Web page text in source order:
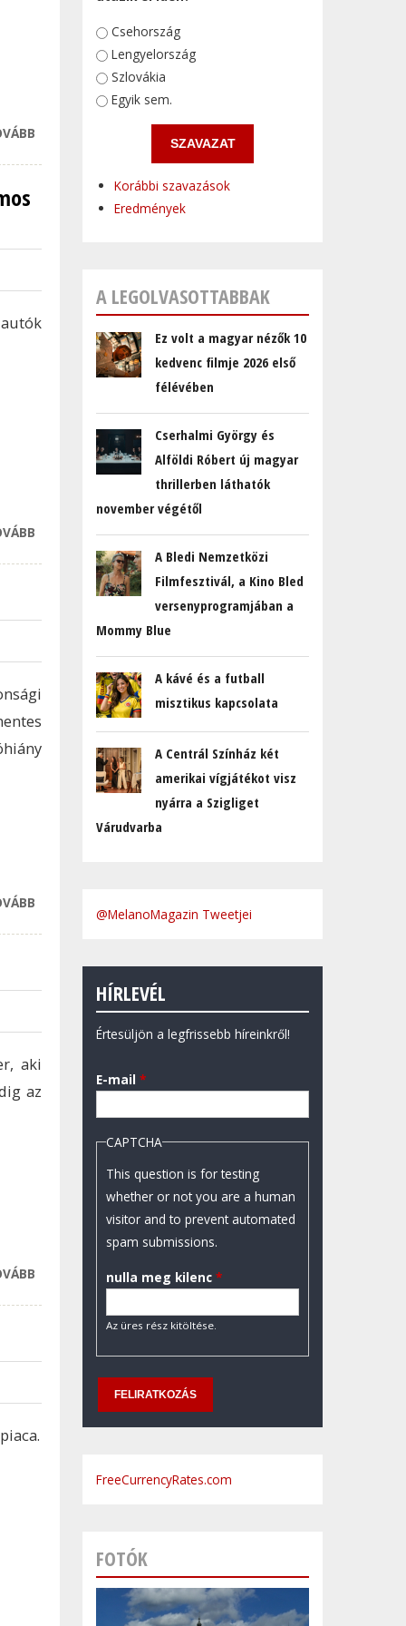
SPORTLIMUZINJA
TARTALOMMAL
KUTATÁS: AZ
IRODAI ÉS AZ
MEGOLDÁSA
AZ UTAT AZ
ELEKTROMOS
TERJEDÉSE ELŐTT
TARTALOMMAL
KAPCSOLATOSAN
TÖBBSÉGE NEM
HASZNÁLJA A
BIZTONSÁGI
EXTRÁKAT
TARTALOMMAL
KAPCSOLATOSAN
aki
az
ÍGY SZERZŐDJÖN,
HOGY FIZESSEN A
TARTALOMMAL
KAPCSOLATOSAN
Választások
Csehország
Lengyelország
Szlovákia
Egyik sem.
Korábbi szavazások
Eredmények
A LEGOLVASOTTABBAK
Ez volt a magyar nézők 10
kedvenc filmje 2026 első
félévében
Cserhalmi György és
Alföldi Róbert új magyar
thrillerben láthatók
november végétől
A Bledi Nemzetközi
Filmfesztivál, a Kino Bled
versenyprogramjában a
Mommy Blue
A kávé és a futball
misztikus kapcsolata
A Centrál Színház két
amerikai vígjátékot visz
nyárra a Szigliget
Várudvarba
@MelanoMagazin Tweetjei
HÍRLEVÉL
Értesüljön a legfrissebb híreinkről!
E-mail *
CAPTCHA
This question is for testing
whether or not you are a human
visitor and to prevent automated
spam submissions.
nulla meg kilenc *
Az üres rész kitöltése.
FreeCurrencyRates.com
FOTÓK